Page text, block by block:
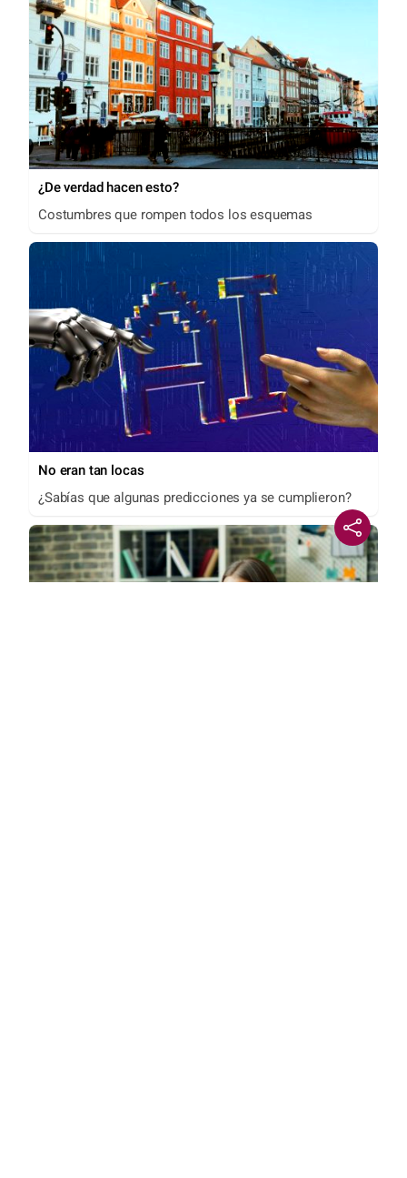
¿De verdad hacen esto?
Costumbres que rompen todos los esquemas
No eran tan locas
¿Sabías que algunas predicciones ya se cumplieron?